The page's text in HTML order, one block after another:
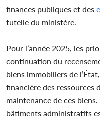
finances publiques et des
tutelle du ministère.
Pour l’année 2025, les
continuation du
biens immobiliers de
financière des ressources
maintenance de ces
bâtiments administratifs